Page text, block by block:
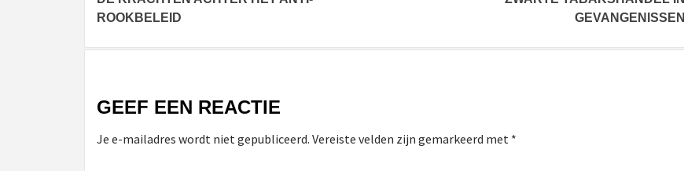
navigatie
ROOKBELEID
GEVANGENISSEN
GEEF EEN REACTIE
Je e-mailadres wordt niet gepubliceerd. Vereiste velden zijn gemarkeerd met *